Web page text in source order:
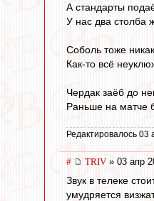
А стандарты
У нас два столба
Соболь тоже
Как-то всё
Чердак заёб до
Раньше на матче
Редактировалось 03
# TRIV » 03 апр
Звук в телеке
умудряется